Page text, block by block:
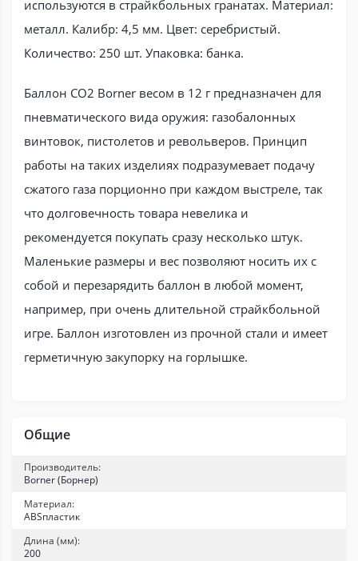
используются в страйкбольных гранатах. Материал:
металл. Калибр: 4,5 мм. Цвет: серебристый.
Количество: 250 шт. Упаковка: банка.
Баллон CO2 Borner весом в 12 г предназначен для
пневматического вида оружия: газобалонных
винтовок, пистолетов и револьверов. Принцип
работы на таких изделиях подразумевает подачу
сжатого газа порционно при каждом выстреле, так
что долговечность товара невелика и
рекомендуется покупать сразу несколько штук.
Маленькие размеры и вес позволяют носить их с
собой и перезарядить баллон в любой момент,
например, при очень длительной страйкбольной
игре. Баллон изготовлен из прочной стали и имеет
герметичную закупорку на горлышке.
Общие
Производитель:
Borner (Борнер)
Материал:
ABSпластик
Длина (мм):
200